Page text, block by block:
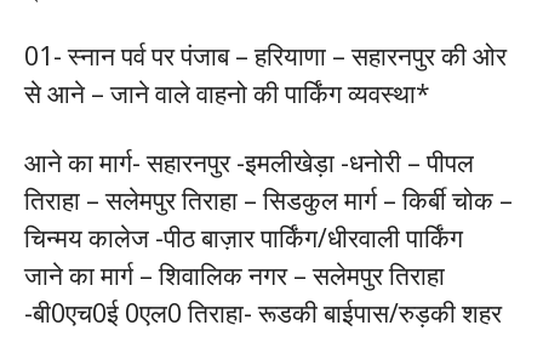
01- स्नान पर्व पर पंजाब – हरियाणा – सहारनपुर की ओर
से आने – जाने वाले वाहनो की पार्किंग व्यवस्था*
आने का मार्ग- सहारनपुर -इमलीखेड़ा -धनोरी – पीपल
तिराहा – सलेमपुर तिराहा – सिडकुल मार्ग – किर्बी चोक –
चिन्मय कालेज -पीठ बाज़ार पार्किंग/धीरवाली पार्किंग
जाने का मार्ग – शिवालिक नगर – सलेमपुर तिराहा
-बी0एच0ई 0एल0 तिराहा- रूडकी बाईपास/रुड़की शहर